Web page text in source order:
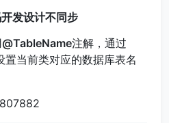
发设计不同步
@TableName注解，通过
置当前类对应的数据库表名